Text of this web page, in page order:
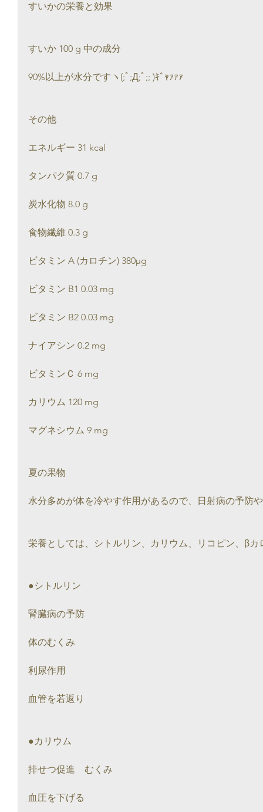
すいかの栄養と効果
すいか 100 g 中の成分
90%以上が水分ですヽ(;ﾟ;Д;ﾟ;; )ｷﾞｬｧｧｧ
その他
エネルギー 31 kcal
タンパク質 0.7 g
炭水化物 8.0 g
食物繊維 0.3 g
ビタミン A (カロチン) 380μg
ビタミン B1 0.03 mg
ビタミン B2 0.03 mg
ナイアシン 0.2 mg
ビタミンＣ 6 mg
カリウム 120 mg
マグネシウム 9 mg
夏の果物
水分多めが体を冷やす作用があるので、日射病の予防
栄養としては、シトルリン、カリウム、リコピン、β
●シトルリン
腎臓病の予防
体のむくみ
利尿作用
血管を若返り
●カリウム
排せつ促進　むくみ
血圧を下げる